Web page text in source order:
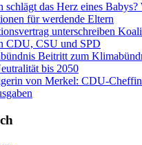
schlägt das Herz eines Babys?
für werdende Eltern
CDU, CSU und SPD
Beitritt zum
bis 2050
von Merkel: CDU-